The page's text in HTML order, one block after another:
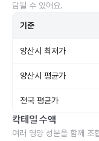
담될 수 있어요.
기준
양산시 최저가
양산시 평균가
전국 평균가
칵테일 수액
여러 영양 성분을 함께 조